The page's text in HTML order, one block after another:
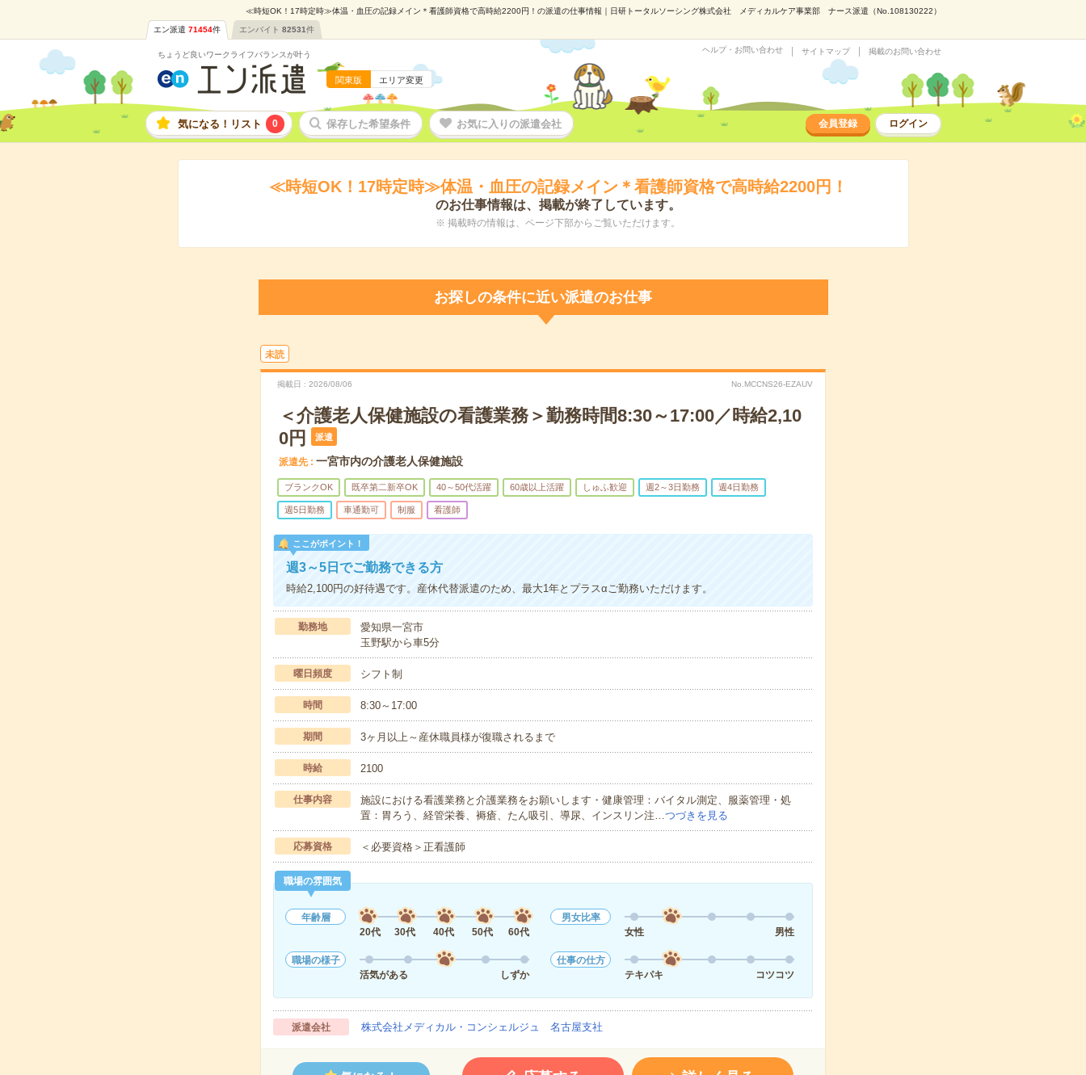
≪時短OK！17時定時≫体温・血圧の記録メイン＊看護師資格で高時給2200円！の派遣の仕事情報｜日研トータルソーシング株式会社 メディカルケア事業部 ナース派遣（No.108130222）
エン派遣 71454件 エンバイト 82531件
ちょうど良いワークライフバランスが叶う
関東版 エリア変更
ヘルプ・お問い合わせ サイトマップ 掲載のお問い合わせ
気になる！リスト 0 保存した希望条件 お気に入りの派遣会社 会員登録 ログイン
≪時短OK！17時定時≫体温・血圧の記録メイン＊看護師資格で高時給2200円！
のお仕事情報は、掲載が終了しています。
※ 掲載時の情報は、ページ下部からご覧いただけます。
お探しの条件に近い派遣のお仕事
未読
掲載日 2026/08/06 No.MCCNS26-EZAUV
＜介護老人保健施設の看護業務＞勤務時間8:30～17:00／時給2,10
0円
派遣
派遣先 一宮市内の介護老人保健施設
ブランクOK 既卒第二新卒OK 40～50代活躍 60歳以上活躍 しゅふ歓迎 週2～3日勤務 週4日勤務
週5日勤務 車通勤可 制服 看護師
ここがポイント！
週3～5日でご勤務できる方
時給2,100円の好待遇です。産休代替派遣のため、最大1年とプラスαご勤務いただけます。
勤務地
愛知県一宮市
玉野駅から車5分
曜日頻度 シフト制
時間 8:30～17:00
期間 3ヶ月以上～産休職員様が復職されるまで
時給 2100
仕事内容
施設における看護業務と介護業務をお願いします・健康管理：バイタル測定、服薬管理・処
置：胃ろう、経管栄養、褥瘡、たん吸引、導尿、インスリン注…つづきを見る
応募資格 ＜必要資格＞正看護師
職場の雰囲気
年齢層
20代
30代 40代 50代 60代
男女比率
女性
男性
職場の様子
活気がある
しずか
仕事の仕方
テキパキ
コツコツ
派遣会社 株式会社メディカル・コンシェルジュ 名古屋支社